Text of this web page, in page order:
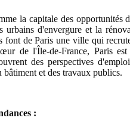
la capitale des opportunités
urbains d'envergure et la
font de Paris une ville qui
de l'Île-de-France, Paris est
des perspectives
bâtiment et des travaux publics.
: